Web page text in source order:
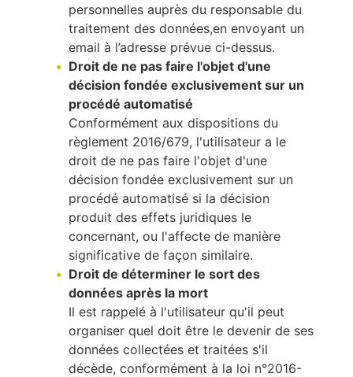
personnelles auprès du responsable du
traitement des données,en envoyant un
email à l’adresse prévue ci-dessus.
Droit de ne pas faire l'objet d'une
décision fondée exclusivement sur un
procédé automatisé
Conformément aux dispositions du
règlement 2016/679, l'utilisateur a le
droit de ne pas faire l'objet d'une
décision fondée exclusivement sur un
procédé automatisé si la décision
produit des effets juridiques le
concernant, ou l'affecte de manière
significative de façon similaire.
Droit de déterminer le sort des
données après la mort
Il est rappelé à l'utilisateur qu'il peut
organiser quel doit être le devenir de ses
données collectées et traitées s'il
décède, conformément à la loi n°2016-